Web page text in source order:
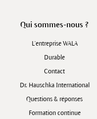
Qui sommes-nous ?
L'entreprise WALA
Durable
Contact
Dr. Hauschka International
Questions & réponses
Formation continue